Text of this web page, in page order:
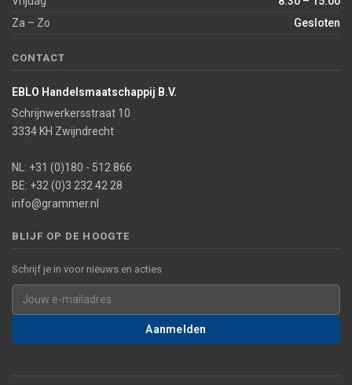
Za – Zo
Gesloten
CONTACT
EBLO Handelsmaatschappij B.V.
Schrijnwerkersstraat 10
3334 KH Zwijndrecht
NL: +31 (0)180 - 512 866
BE: +32 (0)3 232 42 28
info@grammer.nl
BLIJF OP DE HOOGTE
Schrijf je in voor nieuws en acties
Aanmelden